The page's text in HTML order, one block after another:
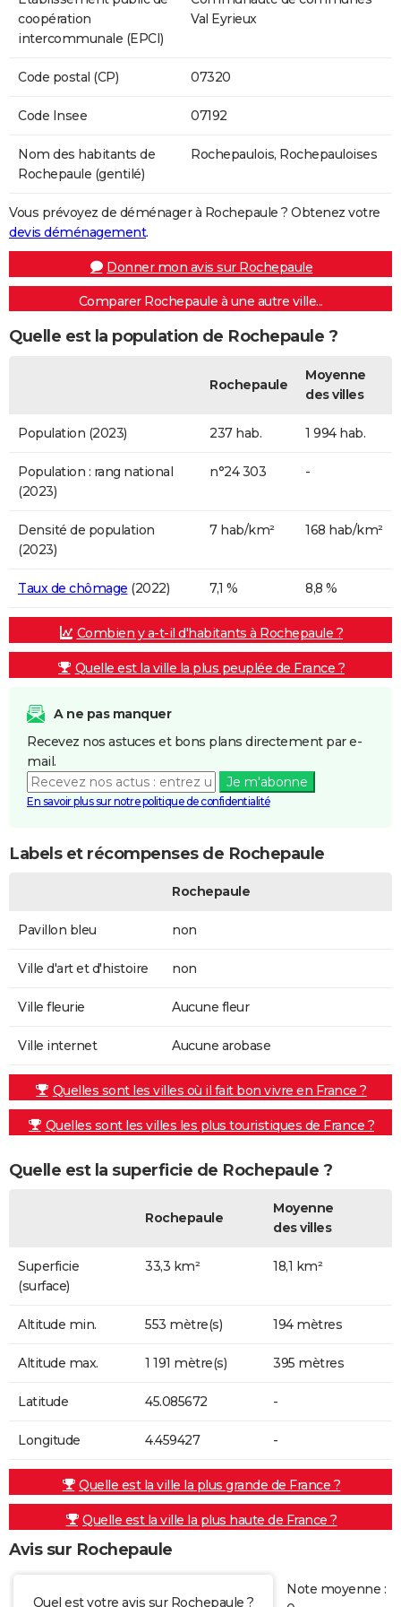
coopération
intercommunale (EPCI)
Val Eyrieux
Code postal (CP) 07320
Code Insee 07192
Nom des habitants de
Rochepaule (gentilé)
Rochepaulois, Rochepauloises
Vous prévoyez de déménager à Rochepaule ? Obtenez votre
devis déménagement.
Donner mon avis sur Rochepaule
Comparer Rochepaule à une autre ville...
Quelle est la population de Rochepaule ?
Rochepaule
Moyenne
des villes
Population (2023) 237 hab. 1 994 hab.
Population : rang national
(2023)
n°24 303 -
Densité de population
(2023)
7 hab/km² 168 hab/km²
Taux de chômage (2022) 7,1 % 8,8 %
Combien y a-t-il d'habitants à Rochepaule ?
Quelle est la ville la plus peuplée de France ?
A ne pas manquer
Recevez nos astuces et bons plans directement par e-
mail.
Je m'abonne
En savoir plus sur notre politique de confidentialité
Labels et récompenses de Rochepaule
Rochepaule
Pavillon bleu non
Ville d'art et d'histoire non
Ville fleurie Aucune fleur
Ville internet Aucune arobase
Quelles sont les villes où il fait bon vivre en France ?
Quelles sont les villes les plus touristiques de France ?
Quelle est la superficie de Rochepaule ?
Rochepaule
Moyenne
des villes
Superficie
(surface)
33,3 km² 18,1 km²
Altitude min. 553 mètre(s) 194 mètres
Altitude max. 1 191 mètre(s) 395 mètres
Latitude 45.085672 -
Longitude 4.459427 -
Quelle est la ville la plus grande de France ?
Quelle est la ville la plus haute de France ?
Avis sur Rochepaule
Quel est votre avis sur Rochepaule ?
Note moyenne :